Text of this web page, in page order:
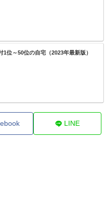
1位～50位の自宅（2023年最新版）
LINE